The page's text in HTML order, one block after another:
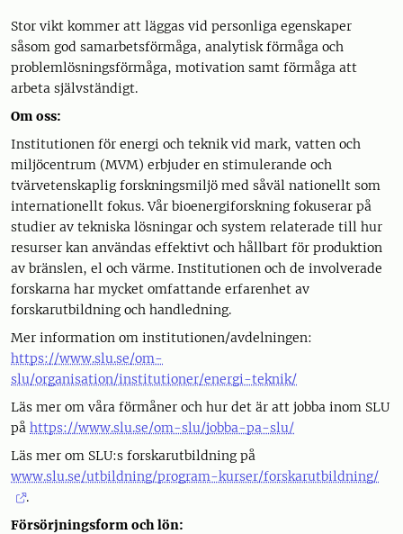
Stor vikt kommer att läggas vid personliga egenskaper
såsom god samarbetsförmåga, analytisk förmåga och
problemlösningsförmåga, motivation samt förmåga att
arbeta självständigt.
Om oss:
Institutionen för energi och teknik vid mark, vatten och
miljöcentrum (MVM) erbjuder en stimulerande och
tvärvetenskaplig forskningsmiljö med såväl nationellt som
internationellt fokus. Vår bioenergiforskning fokuserar på
studier av tekniska lösningar och system relaterade till hur
resurser kan användas effektivt och hållbart för produktion
av bränslen, el och värme. Institutionen och de involverade
forskarna har mycket omfattande erfarenhet av
forskarutbildning och handledning.
Mer information om institutionen/avdelningen:
https://www.slu.se/om-
slu/organisation/institutioner/energi-teknik/
Läs mer om våra förmåner och hur det är att jobba inom SLU
på https://www.slu.se/om-slu/jobba-pa-slu/
Läs mer om SLU:s forskarutbildning på
www.slu.se/utbildning/program-kurser/forskarutbildning/
.
Försörjningsform och lön: